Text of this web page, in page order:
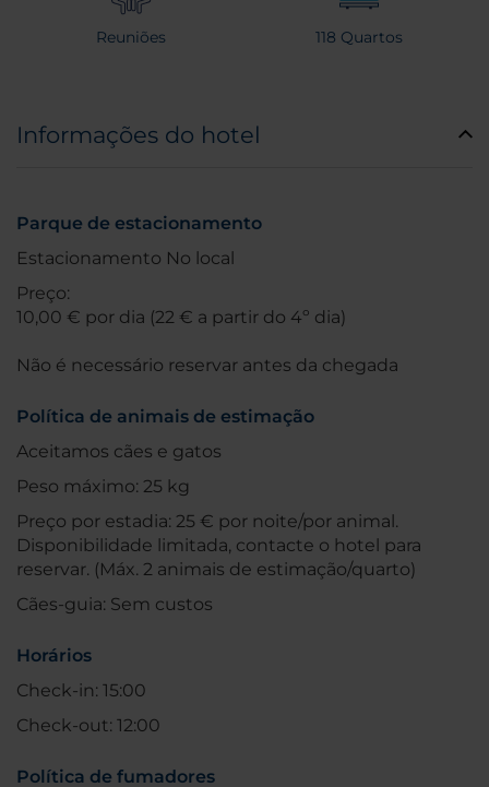
Reuniões 118 Quartos
Informações do hotel
Parque de estacionamento
Estacionamento No local
Preço:
10,00 € por dia (22 € a partir do 4º dia)
Não é necessário reservar antes da chegada
Política de animais de estimação
Aceitamos cães e gatos
Peso máximo: 25 kg
Preço por estadia: 25 € por noite/por animal.
Disponibilidade limitada, contacte o hotel para
reservar. (Máx. 2 animais de estimação/quarto)
Cães-guia: Sem custos
Horários
Check-in: 15:00
Check-out: 12:00
Política de fumadores